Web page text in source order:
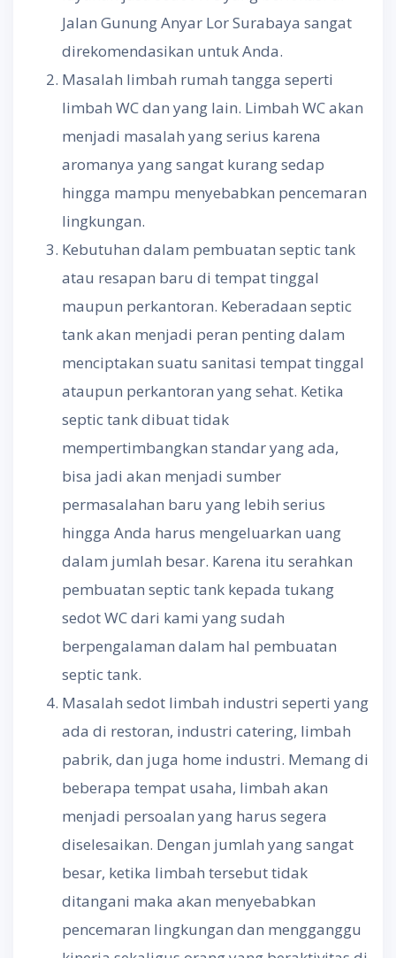
Jalan Gunung Anyar Lor Surabaya sangat
direkomendasikan untuk Anda.
Masalah limbah rumah tangga seperti
limbah WC dan yang lain. Limbah WC akan
menjadi masalah yang serius karena
aromanya yang sangat kurang sedap
hingga mampu menyebabkan pencemaran
lingkungan.
Kebutuhan dalam pembuatan septic tank
atau resapan baru di tempat tinggal
maupun perkantoran. Keberadaan septic
tank akan menjadi peran penting dalam
menciptakan suatu sanitasi tempat tinggal
ataupun perkantoran yang sehat. Ketika
septic tank dibuat tidak
mempertimbangkan standar yang ada,
bisa jadi akan menjadi sumber
permasalahan baru yang lebih serius
hingga Anda harus mengeluarkan uang
dalam jumlah besar. Karena itu serahkan
pembuatan septic tank kepada tukang
sedot WC dari kami yang sudah
berpengalaman dalam hal pembuatan
septic tank.
Masalah sedot limbah industri seperti yang
ada di restoran, industri catering, limbah
pabrik, dan juga home industri. Memang di
beberapa tempat usaha, limbah akan
menjadi persoalan yang harus segera
diselesaikan. Dengan jumlah yang sangat
besar, ketika limbah tersebut tidak
ditangani maka akan menyebabkan
pencemaran lingkungan dan mengganggu